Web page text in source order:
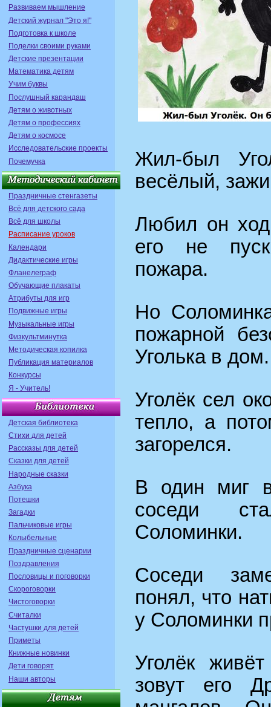
Развиваем мышление
Детский журнал "Это я!"
Подготовка к школе
Поделки своими руками
Детские презентации
Математика детям
Учим буквы
Послушный карандаш
Детям о животных
Детям о профессиях
Детям о космосе
Исследовательские проекты
Почемучка
Праздничные стенгазеты
Всё для детского сада
Всё для школы
Расписание уроков
Календари
Дидактические игры
Фланелеграф
Обучающие плакаты
Атрибуты для игр
Подвижные игры
Музыкальные игры
Физкультминутка
Методическая копилка
Публикация материалов
Конкурсы
Я - Учитель!
Детская библиотека
Стихи для детей
Рассказы для детей
Сказки для детей
Народные сказки
Азбука
Потешки
Загадки
Пальчиковые игры
Колыбельные
Праздничные сценарии
Поздравления
Пословицы и поговорки
Скороговорки
Чистоговорки
Считалки
Частушки для детей
Приметы
Книжные новинки
Дети говорят
Наши авторы
Жил-был
весёлый,
Любил он
его не
пожара.
Но
пожарной
Уголька в дом.
Уголёк сел
тепло, а
загорелся.
В один миг
соседи
Соломинки.
Соседи
понял, что
у Соломинки
Уголёк
зовут его